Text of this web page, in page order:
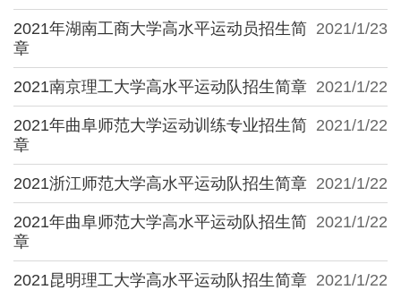
2021/1/23
2021年湖南工商大学高水平运动员招生简
章
2021/1/22
2021南京理工大学高水平运动队招生简章
2021/1/22
2021年曲阜师范大学运动训练专业招生简
章
2021/1/22
2021浙江师范大学高水平运动队招生简章
2021/1/22
2021年曲阜师范大学高水平运动队招生简
章
2021/1/22
2021昆明理工大学高水平运动队招生简章